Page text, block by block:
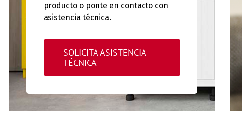
producto o ponte en contacto con
asistencia técnica.
SOLICITA ASISTENCIA
TÉCNICA